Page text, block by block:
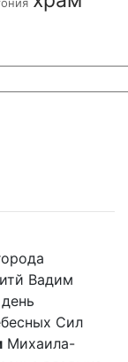
Вадим
Сил
Михаила-